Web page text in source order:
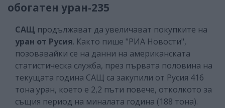
обогатен уран-235
САЩ продължават да увеличават покупките на
уран от Русия. Както пише "РИА Новости",
позовавайки се на данни на американската
статистическа служба, през първата половина на
текущата година САЩ са закупили от Русия 416
тона уран, което е 2,2 пъти повече, отколкото за
същия период на миналата година (188 тона).